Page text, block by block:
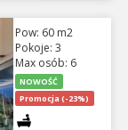
Pow: 60 m2
Pokoje: 3
Max osób: 6
NOWOŚĆ
Promocja (-23%)